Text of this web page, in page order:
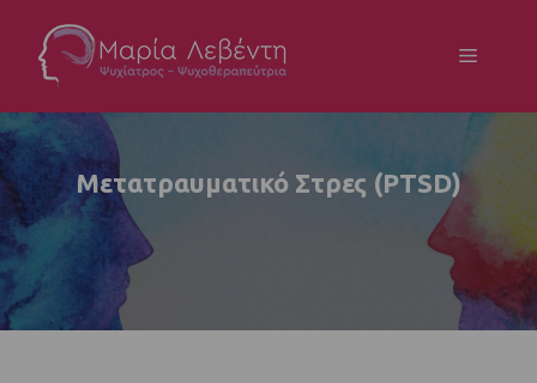
Μετατραυματικό Στρες (PTSD)